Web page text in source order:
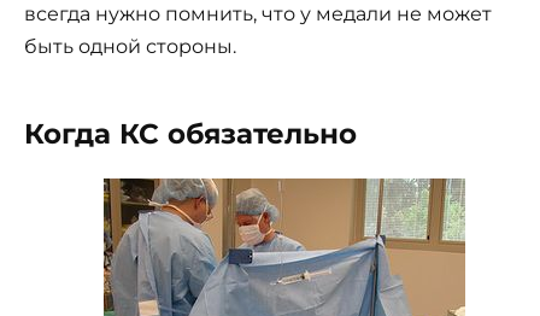
всегда нужно помнить, что у медали не может
быть одной стороны.
Когда КС обязательно